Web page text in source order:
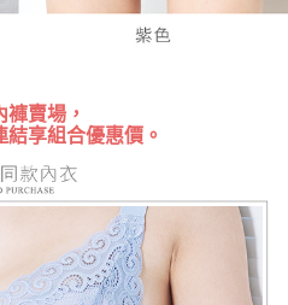
人資訊註冊。若發現惡意使用之情形，
用戶之使用額度並採取法律行動。
褲賣場，
結享組合優惠價。